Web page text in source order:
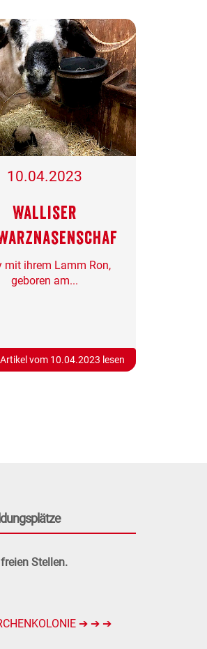
10.04.2023
Walliser
mit ihrem Lamm Ron,
geboren am...
vom 10.04.2023 lesen
Stellen.
➔ ➔ ➔